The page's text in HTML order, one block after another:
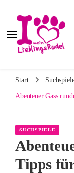
Start Suchspiele
Abenteuer
SUCHSPIELE
Tipps